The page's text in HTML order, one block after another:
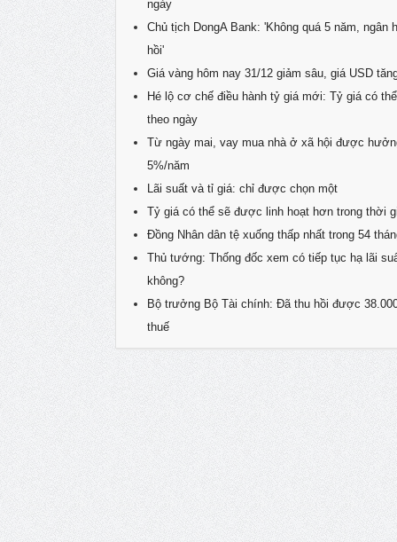
ngày
Chủ tịch DongA Bank: 'Không quá 5 năm, ngân
hồi'
Giá vàng hôm nay 31/12 giảm sâu, giá USD
Hé lộ cơ chế điều hành tỷ giá mới: Tỷ giá có
theo ngày
Từ ngày mai, vay mua nhà ở xã hội được
5%/năm
Lãi suất và tỉ giá: chỉ được chọn một
Tỷ giá có thể sẽ được linh hoạt hơn trong thời
Đồng Nhân dân tệ xuống thấp nhất trong 54
Thủ tướng: Thống đốc xem có tiếp tục hạ lãi
không?
Bộ trưởng Bộ Tài chính: Đã thu hồi được
thuế